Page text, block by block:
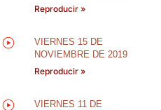
Reproducir »
VIERNES 15 DE
NOVIEMBRE DE 2019
Reproducir »
VIERNES 11 DE